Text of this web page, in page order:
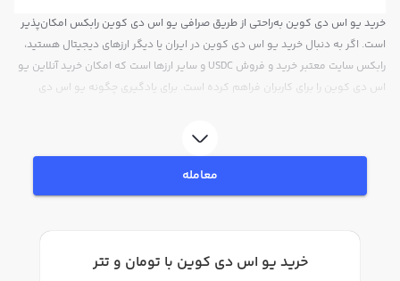
خرید یو اس دی کوین به‌راحتی از طریق صرافی یو اس دی کوین رابکس امکان‌پذیر
است. اگر به دنبال خرید یو اس دی کوین در ایران یا دیگر ارزهای دیجیتال هستید،
رابکس سایت معتبر خرید و فروش USDC و سایر ارزها است که امکان خرید آنلاین یو
اس دی کوین را برای کاربران فراهم کرده است. برای یادگیری چگونه یو اس دی
رابکس، قیمت لحظه‌ای، نمودار و امکانات فروش یو اس دی کوین نیز در دسترس
شما قرار دارد تا بتوانید تصمیمات بهتری در معاملات خود بگیرید.
معامله
خرید یو اس دی کوین با تومان و تتر